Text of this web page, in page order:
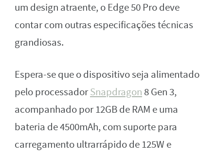
um design atraente, o Edge 50 Pro deve
contar com outras especificações técnicas
grandiosas.
Espera-se que o dispositivo seja alimentado
pelo processadorSnapdragon 8 Gen 3,
acompanhado por 12GB de RAM e uma
bateria de 4500mAh, com suporte para
carregamento ultrarrápido de 125W e